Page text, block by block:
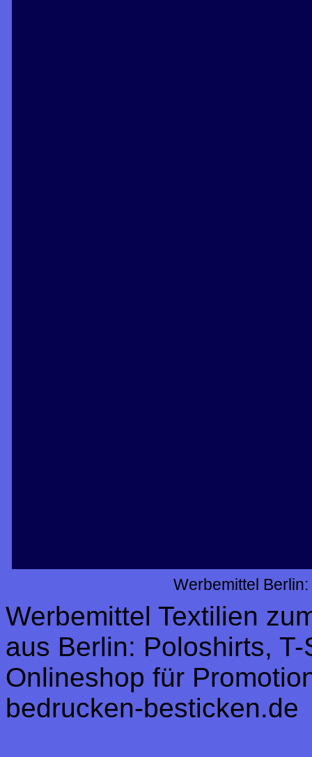
Werbemittel
Werbemittel Textilien
aus Berlin: Poloshirts,
Onlineshop für
bedrucken-besticken.de